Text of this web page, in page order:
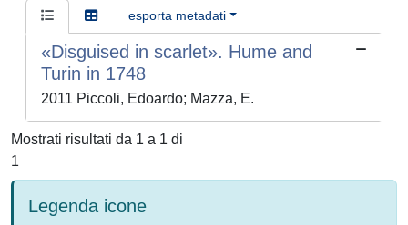
esporta metadati
«Disguised in scarlet». Hume and
Turin in 1748
2011 Piccoli, Edoardo; Mazza, E.
Mostrati risultati da 1 a 1 di
1
Legenda icone